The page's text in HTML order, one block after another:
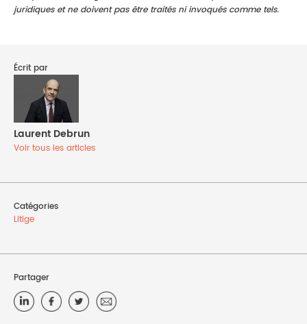
juridiques et ne doivent pas être traités ni invoqués comme tels.
Écrit par
Laurent Debrun
Voir tous les articles
Catégories
Litige
Partager